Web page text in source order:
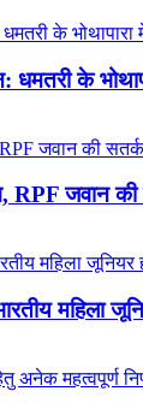
के
जवान की
महिला